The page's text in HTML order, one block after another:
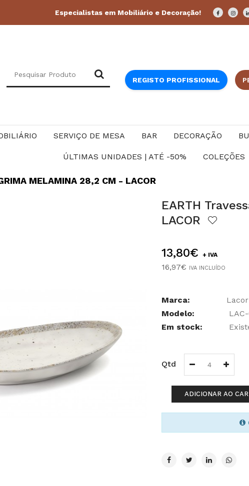
Especialistas em Mobiliário e Decoração!
REGISTO PROFISSIONAL
SERVIÇO DE MESA BAR DECORAÇÃO
ÚLTIMAS UNIDADES | ATÉ -50% COLEÇÕES
MELAMINA 28,2 CM - LACOR
EARTH
LACOR
13,80€ + IVA
16,97€ IVA INCLUÍDO
Marca:
Lacor
Modelo:
Em stock:
Qtd
ADICIONAR AO